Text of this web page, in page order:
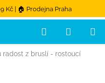
Kč | 🏠 Prodejna Praha
Hledat
radost z bruslí - rostoucí